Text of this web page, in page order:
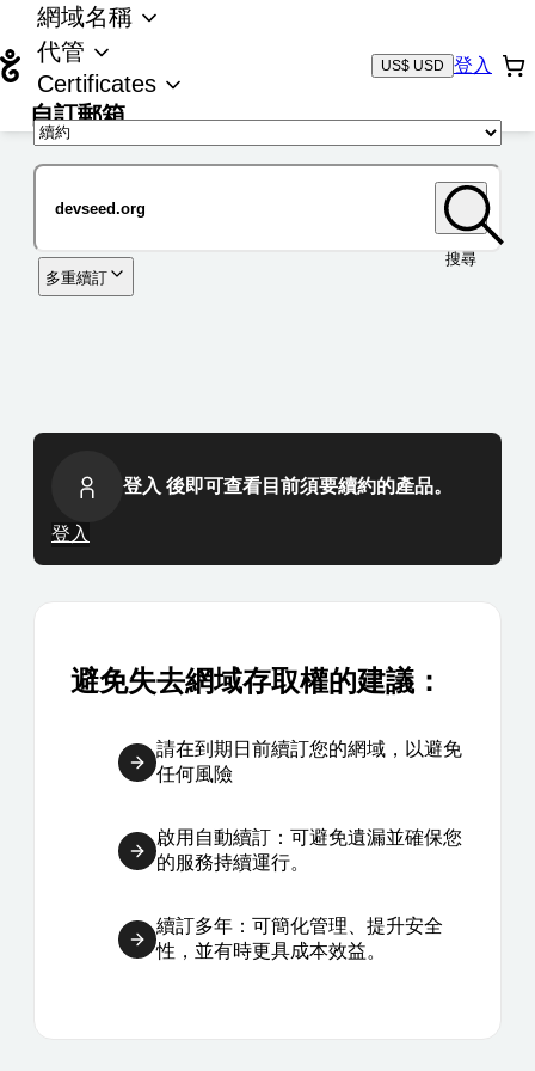
網域名稱
代管
Certificates
自訂郵箱
US$ USD 登入
搜尋
多重續訂
登入 後即可查看目前須要續約的產品。
登入
避免失去網域存取權的建議：
請在到期日前續訂您的網域，以避免
任何風險
啟用自動續訂：可避免遺漏並確保您
的服務持續運行。
續訂多年：可簡化管理、提升安全
性，並有時更具成本效益。